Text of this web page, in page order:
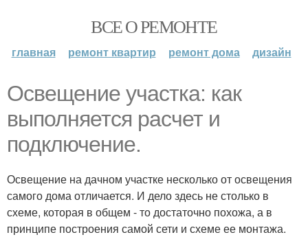
ВСЕ О РЕМОНТЕ
главная ремонт квартир ремонт дома дизайн
Освещение участка: как
выполняется расчет и
подключение.
Освещение на дачном участке несколько от освещения
самого дома отличается. И дело здесь не столько в
схеме, которая в общем - то достаточно похожа, а в
принципе построения самой сети и схеме ее монтажа.